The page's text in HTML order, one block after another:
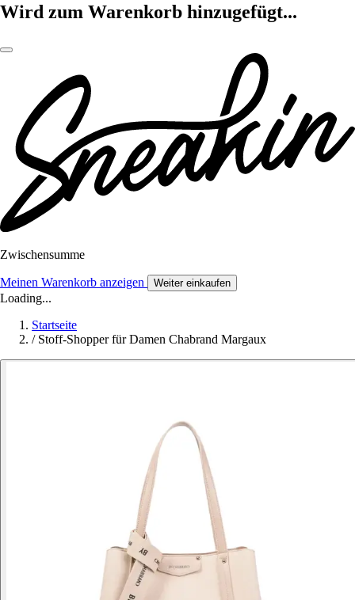
Wird zum Warenkorb hinzugefügt...
Zwischensumme
Meinen Warenkorb anzeigen Weiter einkaufen
Loading...
Startseite
/ Stoff-Shopper für Damen Chabrand Margaux